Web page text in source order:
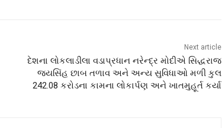
Next article
દેશના લોકલાડીલા વડાપ્રધાન નરેન્દ્ર મોદીએ સિદ્ધરાજ
જયસિંહ છાબ તળાવ અને અન્ય સુવિધાઓ મળી કુલ
242.08 કરોડના કામના લોકાર્પણ અને ખાતમુહૂર્ત કર્યા